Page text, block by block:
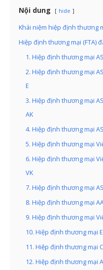
Nội dung hide
Khái niệm hiệp định thương
Hiệp định thương mại (FTA)
1. Hiệp định thương mại
2. Hiệp định thương mại
E
3. Hiệp định thương mại
AK
4. Hiệp định thương mại
5. Hiệp định thương mại
6. Hiệp định thương mại
VK
7. Hiệp định thương mại
8. Hiệp định thương mại
9. Hiệp định thương mại
10. Hiệp định thương mại
11. Hiệp định thương mại
12. Hiệp định thương mại